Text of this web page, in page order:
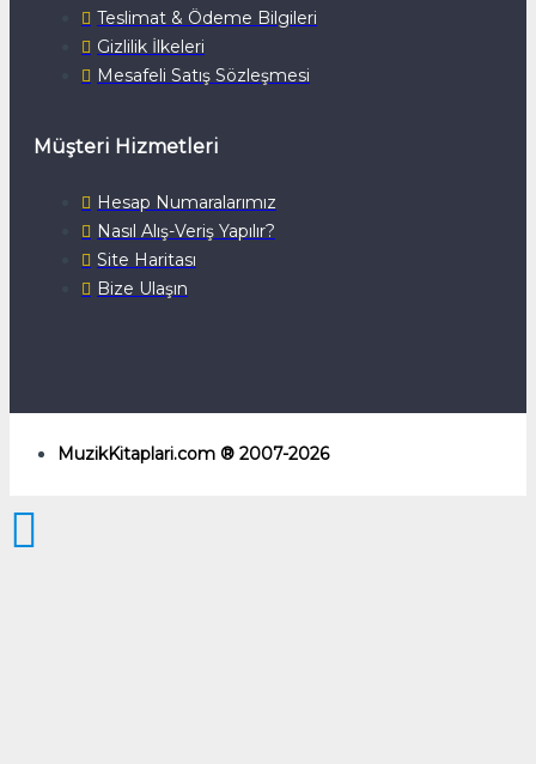
Teslimat & Ödeme Bilgileri
Gizlilik İlkeleri
Mesafeli Satış Sözleşmesi
Müşteri Hizmetleri
Hesap Numaralarımız
Nasıl Alış-Veriş Yapılır?
Site Haritası
Bize Ulaşın
MuzikKitaplari.com ® 2007-2026